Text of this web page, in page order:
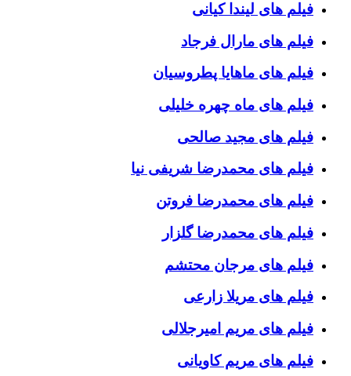
فیلم های لیندا کیانی
فیلم های مارال فرجاد
فیلم های ماهایا پطروسیان
فیلم های ماه چهره خلیلی
فیلم های مجید صالحی
فیلم های محمدرضا شریفی نیا
فیلم های محمدرضا فروتن
فیلم های محمدرضا گلزار
فیلم های مرجان محتشم
فیلم های مریلا زارعی
فیلم های مریم امیرجلالی
فیلم های مریم کاویانی